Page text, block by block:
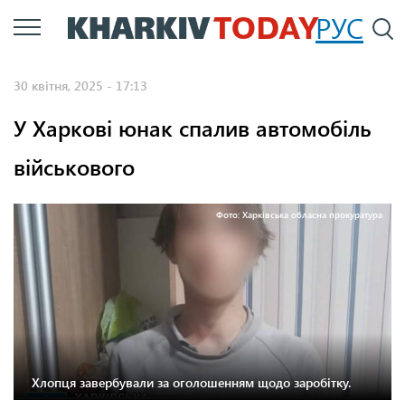
Перейти
до
РУС
30 квітня, 2025 - 17:13
У Харкові юнак спалив автомобіль
військового
Фото: Харківська обласна прокуратура
Хлопця завербували за оголошенням щодо заробітку.